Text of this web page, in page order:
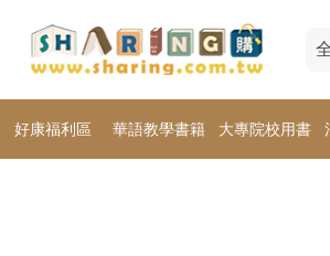
好康福利區 華語教學書籍 大專院校用書